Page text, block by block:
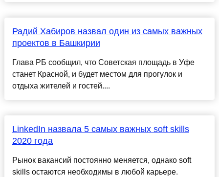
Радий Хабиров назвал один из самых важных
проектов в Башкирии
Глава РБ сообщил, что Советская площадь в Уфе
станет Красной, и будет местом для прогулок и
отдыха жителей и гостей....
LinkedIn назвала 5 самых важных soft skills
2020 года
Рынок вакансий постоянно меняется, однако soft
skills остаются необходимы в любой карьере.